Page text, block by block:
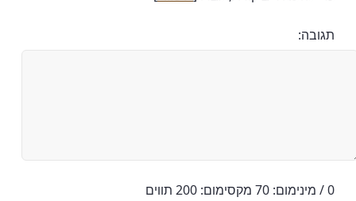
תגובה:
0 / מינימום: 70 מקסימום: 200 תווים